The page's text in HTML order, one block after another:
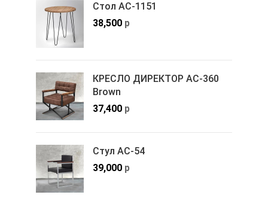
Стол АС-1151
38,500 р
КРЕСЛО ДИРЕКТОР АС-360
Brown
37,400 р
Стул АС-54
39,000 р